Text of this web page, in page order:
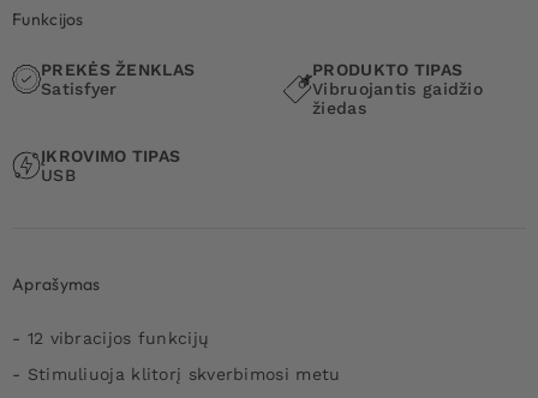
Funkcijos
PREKĖS ŽENKLAS
Satisfyer
PRODUKTO TIPAS
Vibruojantis gaidžio
žiedas
ĮKROVIMO TIPAS
USB
Aprašymas
- 12 vibracijos funkcijų
- Stimuliuoja klitorį skverbimosi metu